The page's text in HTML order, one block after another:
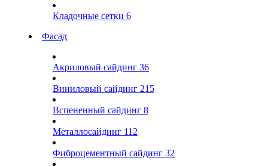
Кладочные сетки 6
Фасад
Акриловый сайдинг 36
Виниловый сайдинг 215
Вспененный сайдинг 8
Металлосайдинг 112
Фиброцементный сайдинг 32